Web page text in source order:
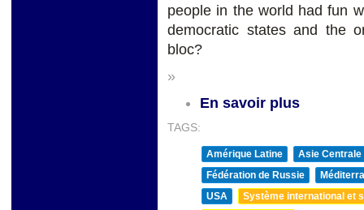
people in the world had fun
democratic states and the
bloc?
»
En savoir plus
TAGS:
Amérique Latine
Asie Centrale
Fédération de Russie
USA
Système international et